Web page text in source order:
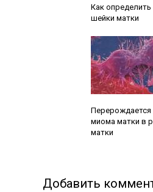
Как определить
шейки матки
Перерождается
миома матки в
матки
Добавить